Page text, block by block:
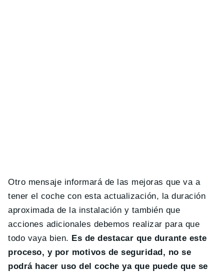
Otro mensaje informará de las mejoras que va a
tener el coche con esta actualización, la duración
aproximada de la instalación y también que
acciones adicionales debemos realizar para que
todo vaya bien. Es de destacar que durante este
proceso, y por motivos de seguridad, no se
podrá hacer uso del coche ya que puede que se